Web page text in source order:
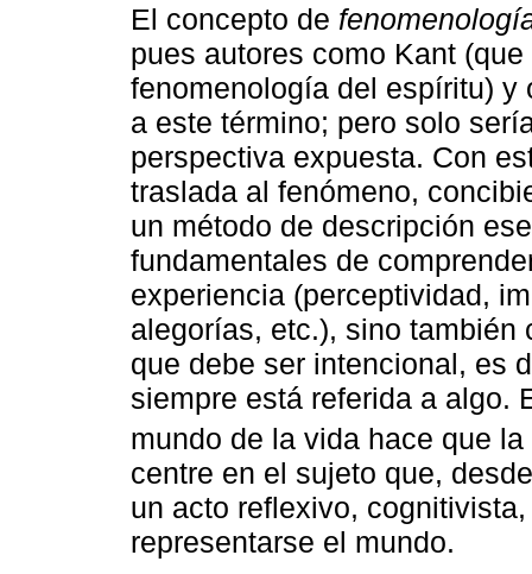
El concepto de
pues autores como Kant
fenomenología del espíritu) y
a este término; pero solo
perspectiva expuesta. Con
traslada al fenómeno,
un método de descripción
fundamentales de
experiencia (perceptividad,
alegorías, etc.), sino
que debe ser intencional, es
siempre está referida a algo.
mundo de la vida hace que
centre en el sujeto que,
un acto reflexivo,
representarse el mundo.